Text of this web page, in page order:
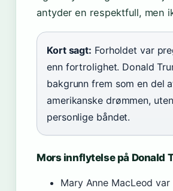
antyder en respektfull, men
Kort sagt: Forholdet var
enn fortrolighet. Donald
bakgrunn frem som en del
amerikanske drømmen,
personlige båndet.
Mors innflytelse på Donald
Mary Anne MacLeod